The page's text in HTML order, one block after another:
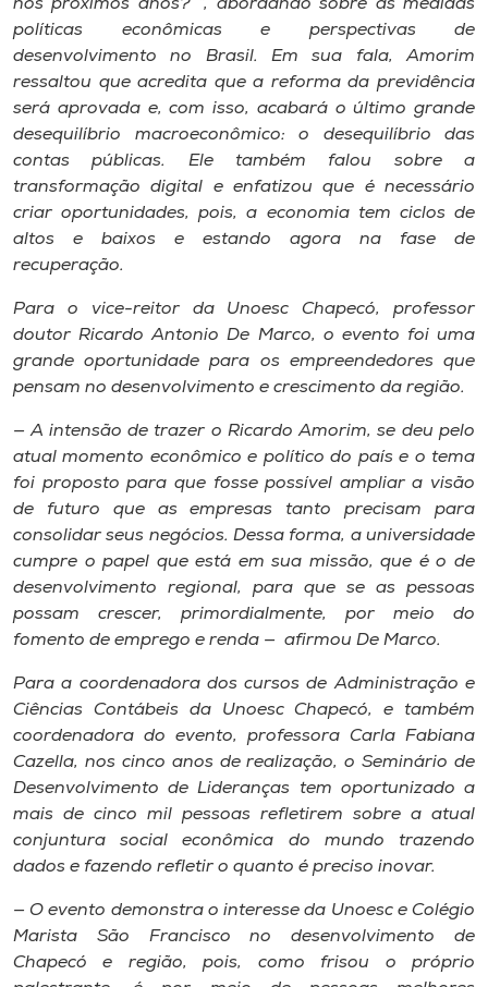
nos próximos anos? ”, abordando sobre as medidas
políticas econômicas e perspectivas de
desenvolvimento no Brasil. Em sua fala, Amorim
ressaltou que acredita que a reforma da previdência
será aprovada e, com isso, acabará o último grande
desequilíbrio macroeconômico: o desequilíbrio das
contas públicas. Ele também falou sobre a
transformação digital e enfatizou que é necessário
criar oportunidades, pois, a economia tem ciclos de
altos e baixos e estando agora na fase de
recuperação.
Para o vice-reitor da Unoesc Chapecó, professor
doutor Ricardo Antonio De Marco, o evento foi uma
grande oportunidade para os empreendedores que
pensam no desenvolvimento e crescimento da região.
— A intensão de trazer o Ricardo Amorim, se deu pelo
atual momento econômico e político do país e o tema
foi proposto para que fosse possível ampliar a visão
de futuro que as empresas tanto precisam para
consolidar seus negócios. Dessa forma, a universidade
cumpre o papel que está em sua missão, que é o de
desenvolvimento regional, para que se as pessoas
possam crescer, primordialmente, por meio do
fomento de emprego e renda — afirmou De Marco.
Para a coordenadora dos cursos de Administração e
Ciências Contábeis da Unoesc Chapecó, e também
coordenadora do evento, professora Carla Fabiana
Cazella, nos cinco anos de realização, o Seminário de
Desenvolvimento de Lideranças tem oportunizado a
mais de cinco mil pessoas refletirem sobre a atual
conjuntura social econômica do mundo trazendo
dados e fazendo refletir o quanto é preciso inovar.
— O evento demonstra o interesse da Unoesc e Colégio
Marista São Francisco no desenvolvimento de
Chapecó e região, pois, como frisou o próprio